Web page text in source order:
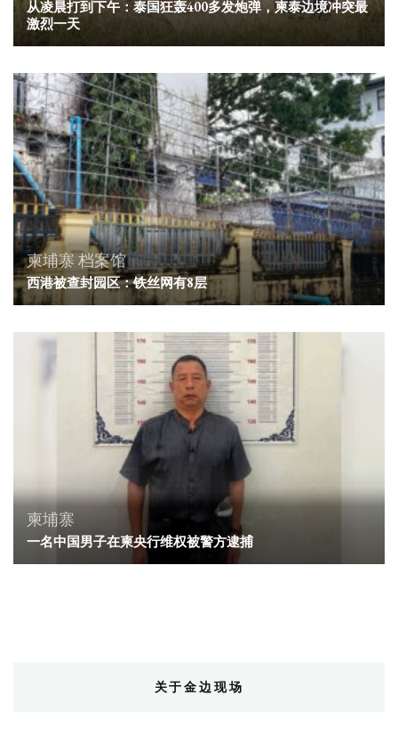
从凌晨打到下午：泰国狂轰400多发炮弹，柬泰边境冲突最
激烈一天
柬埔寨 档案馆
西港被查封园区：铁丝网有8层
柬埔寨
一名中国男子在柬央行维权被警方逮捕
关于金边现场